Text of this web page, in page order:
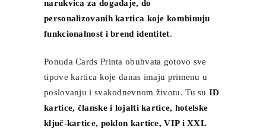
narukvica za događaje, do
personalizovanih kartica koje kombinuju
funkcionalnost i brend identitet.
Ponuda Cards Printa obuhvata gotovo sve
tipove kartica koje danas imaju primenu u
poslovanju i svakodnevnom životu. Tu suID
kartice, članske i lojalti kartice, hotelske
ključ-kartice, poklon kartice, VIP i XXL